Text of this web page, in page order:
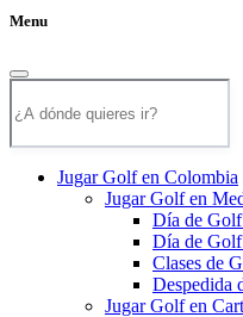
Menu
Jugar Golf en Colombia
Jugar Golf en
Día de
Día de
Clases de
Despedida
Jugar Golf en